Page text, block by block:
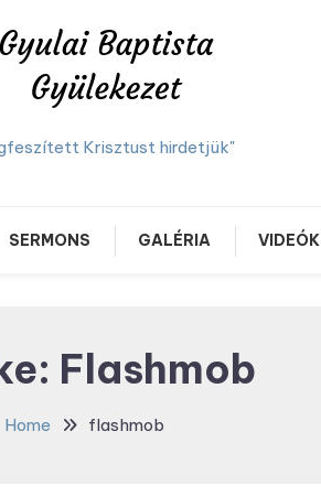
Krisztust hirdetjük"
SERMONS GALÉRIA VIDEÓK
Flashmob
Home flashmob